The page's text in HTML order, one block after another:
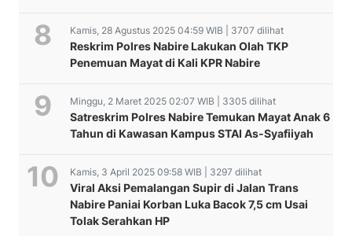
Kamis, 28 Agustus 2025 04:59 WIB | 3707 dilihat
Reskrim Polres Nabire Lakukan Olah TKP
Penemuan Mayat di Kali KPR Nabire
Minggu, 2 Maret 2025 02:07 WIB | 3305 dilihat
Satreskrim Polres Nabire Temukan Mayat Anak 6
Tahun di Kawasan Kampus STAI As-Syafiiyah
Kamis, 3 April 2025 09:58 WIB | 3297 dilihat
Viral Aksi Pemalangan Supir di Jalan Trans
Nabire Paniai Korban Luka Bacok 7,5 cm Usai
Tolak Serahkan HP
Boyong Empat Mendali
Emas” Pada Pekan
Peparnas XVI Papua 2021
Polres Nabire Amankan 18
Segudang prestasi Anak